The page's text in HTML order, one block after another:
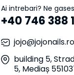
Ai intrebari? Ne
+40 746 388
jojo@jojonails.ro
building 5,
5, Mediaș